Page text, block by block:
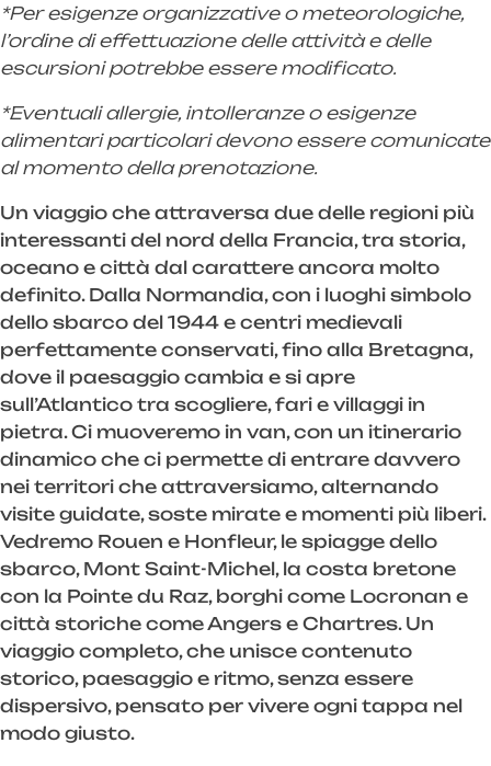
*Per esigenze organizzative o meteorologiche,
l’ordine di effettuazione delle attività e delle
escursioni potrebbe essere modificato.
*Eventuali allergie, intolleranze o esigenze
alimentari particolari devono essere comunicate
al momento della prenotazione.
Un viaggio che attraversa due delle regioni più
interessanti del nord della Francia, tra storia,
oceano e città dal carattere ancora molto
definito. Dalla Normandia, con i luoghi simbolo
dello sbarco del 1944 e centri medievali
perfettamente conservati, fino alla Bretagna,
dove il paesaggio cambia e si apre
sull’Atlantico tra scogliere, fari e villaggi in
pietra. Ci muoveremo in van, con un itinerario
dinamico che ci permette di entrare davvero
nei territori che attraversiamo, alternando
visite guidate, soste mirate e momenti più liberi.
Vedremo Rouen e Honfleur, le spiagge dello
sbarco, Mont Saint-Michel, la costa bretone
con la Pointe du Raz, borghi come Locronan e
città storiche come Angers e Chartres. Un
viaggio completo, che unisce contenuto
storico, paesaggio e ritmo, senza essere
dispersivo, pensato per vivere ogni tappa nel
modo giusto.